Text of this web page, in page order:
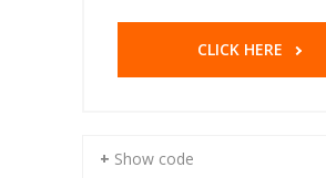
CLICK HERE
+ Show code